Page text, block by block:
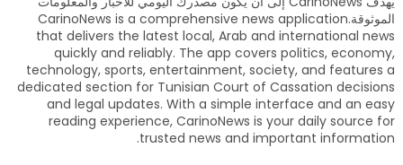
الموثوقة.CarinoNews is a comprehensive news application
that delivers the latest local, Arab and international news
quickly and reliably. The app covers politics, economy,
technology, sports, entertainment, society, and features a
dedicated section for Tunisian Court of Cassation decisions
and legal updates. With a simple interface and an easy
reading experience, CarinoNews is your daily source for
trusted news and important information.